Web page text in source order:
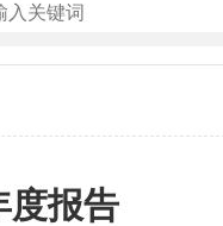
度报告